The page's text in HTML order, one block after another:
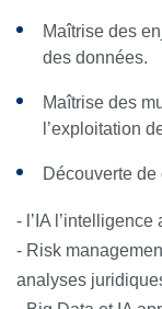
Maîtrise des
des données.
Maîtrise des
l’exploitation
Découverte de
- l’IA
- Risk
analyses